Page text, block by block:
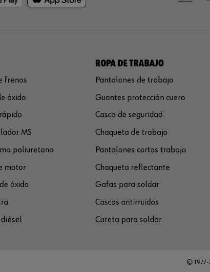
frenos
óxido
MS
poliuretano
motor
óxido
ROPA DE TRABAJO
Pantalones de trabajo
Guantes protección cuero
Casco de seguridad
Chaqueta de trabajo
Pantalones cortos trabajo
Chaqueta reflectante
Gafas para soldar
Cascos antirruidos
Careta para soldar
© 1977-